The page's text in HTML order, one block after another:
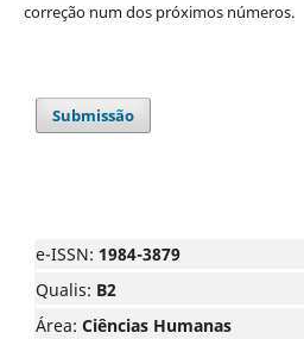
correção num dos próximos números.
Submissão
e-ISSN: 1984-3879
Qualis: B2
Área: Ciências Humanas